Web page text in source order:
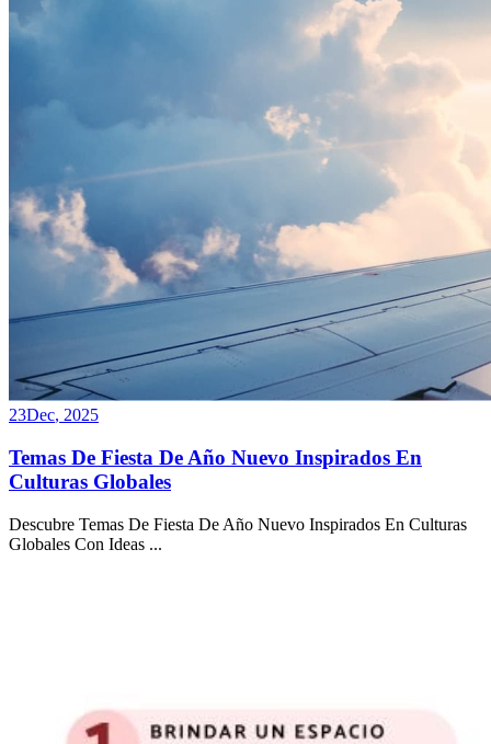
23Dec, 2025
Temas De Fiesta De Año Nuevo Inspirados En
Culturas Globales
Descubre Temas De Fiesta De Año Nuevo Inspirados En Culturas
Globales Con Ideas ...